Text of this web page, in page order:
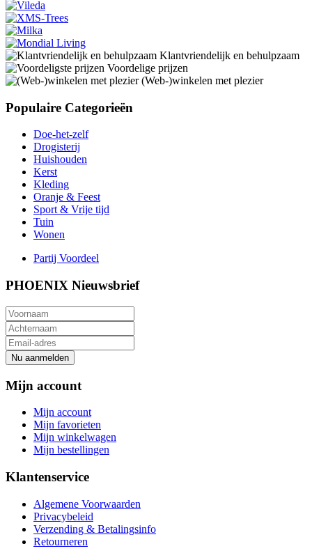
Klantvriendelijk en behulpzaam
Voordelige prijzen
(Web-)winkelen met plezier
Populaire Categorieën
Doe-het-zelf
Drogisterij
Huishouden
Kerst
Kleding
Oranje & Feest
Sport & Vrije tijd
Tuin
Wonen
Partij Voordeel
PHOENIX Nieuwsbrief
Nu aanmelden
Mijn account
Mijn account
Mijn favorieten
Mijn winkelwagen
Mijn bestellingen
Klantenservice
Algemene Voorwaarden
Privacybeleid
Verzending & Betalingsinfo
Retourneren